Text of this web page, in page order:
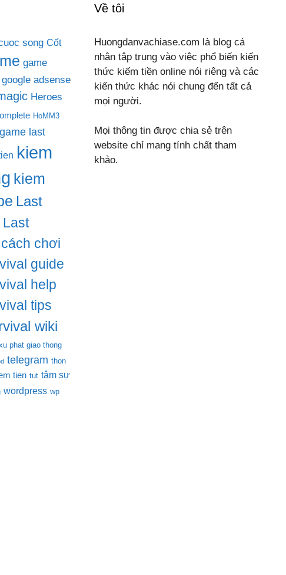
song Cốt
game
google adsense
Heroes
HoMM3
last
kiem
kiem
Last
Last
chơi
guide
help
tips
wiki
phat giao thong
telegram thon
tien tut tâm sự
wordpress wp
Về tôi
Huongdanvachiase.com là blog cá
nhân tập trung vào việc phổ biến kiến
thức kiếm tiền online nói riêng và các
kiến thức khác nói chung đến tất cả
mọi người.
Mọi thông tin được chia sẻ trên
website chỉ mang tính chất tham
khảo.